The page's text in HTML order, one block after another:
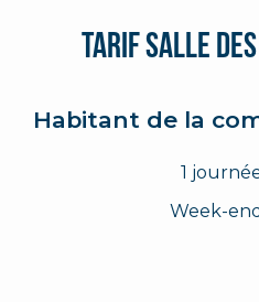
Tarif Salle
Habitant de la
1
Week-